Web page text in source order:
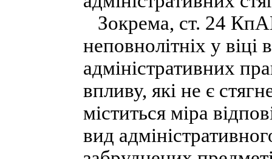
Зокрема, ст. 24
неповнолітніх у віці
адміністративних
впливу, які не є
міститься міра
вид